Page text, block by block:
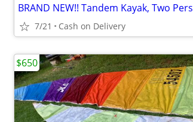
7/21 Cash on Delivery
$650